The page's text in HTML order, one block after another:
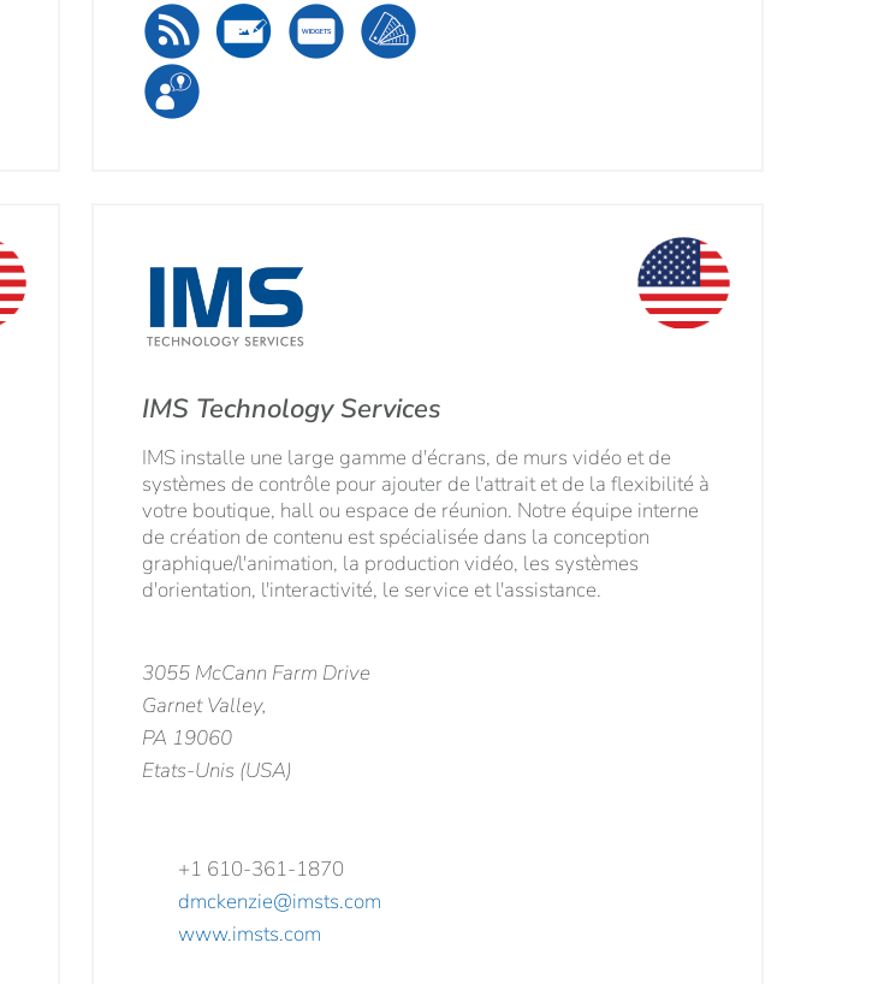
IMS Technology Services
IMS installe une large gamme d'écrans, de murs vidéo et de
systèmes de contrôle pour ajouter de l'attrait et de la flexibilité à
votre boutique, hall ou espace de réunion. Notre équipe interne
de création de contenu est spécialisée dans la conception
graphique/l'animation, la production vidéo, les systèmes
d'orientation, l'interactivité, le service et l'assistance.
3055 McCann Farm Drive
Garnet Valley,
PA 19060
Etats-Unis (USA)
+1 610-361-1870
dmckenzie@imsts.com
www.imsts.com